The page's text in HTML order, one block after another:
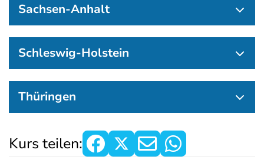
Sachsen-Anhalt
Schleswig-Holstein
Thüringen
Kurs teilen: